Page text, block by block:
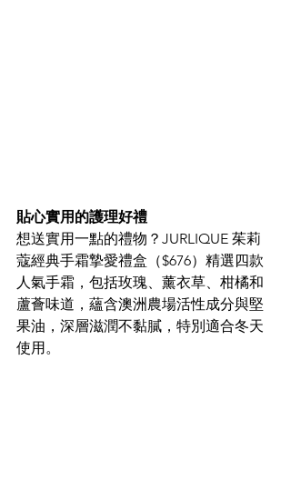
貼心實用的護理好禮
想送實用一點的禮物？JURLIQUE 茱莉
蔻經典手霜摯愛禮盒（$676）精選四款
人氣手霜，包括玫瑰、薰衣草、柑橘和
蘆薈味道，蘊含澳洲農場活性成分與堅
果油，深層滋潤不黏膩，特別適合冬天
使用。